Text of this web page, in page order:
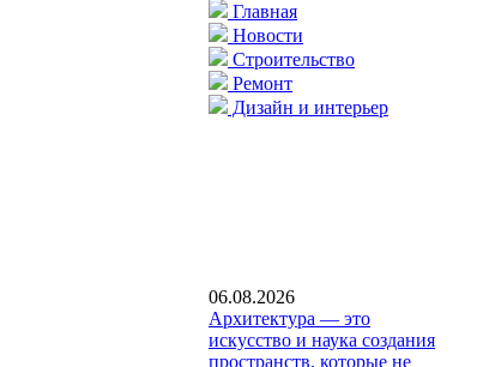
Главная
Новости
Строительство
Ремонт
Дизайн и интерьер
06.08.2026
Архитектура — это
искусство и наука создания
пространств, которые не